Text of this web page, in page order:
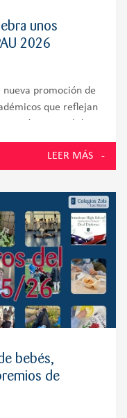
unos
2026
nueva promoción de
que reflejan
presentados a la
LEER MÁS
bebés,
de